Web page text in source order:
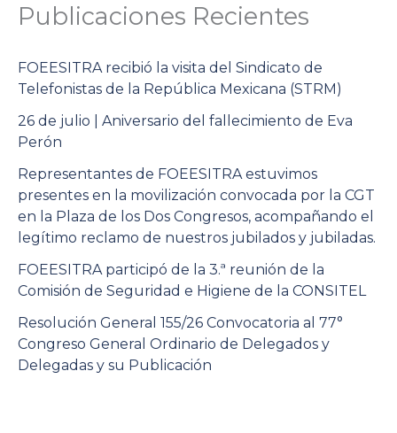
Publicaciones Recientes
FOEESITRA recibió la visita del Sindicato de
Telefonistas de la República Mexicana (STRM)
26 de julio | Aniversario del fallecimiento de Eva
Perón
Representantes de FOEESITRA estuvimos
presentes en la movilización convocada por la CGT
en la Plaza de los Dos Congresos, acompañando el
legítimo reclamo de nuestros jubilados y jubiladas.
FOEESITRA participó de la 3.ª reunión de la
Comisión de Seguridad e Higiene de la CONSITEL
Resolución General 155/26 Convocatoria al 77°
Congreso General Ordinario de Delegados y
Delegadas y su Publicación